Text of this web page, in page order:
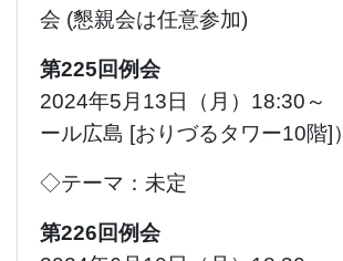
会 (懇親会は任意参加)
第225回例会
2024年5月13日（月）18:30～
ール広島 [おりづるタワー10階]）
◇テーマ：未定
第226回例会